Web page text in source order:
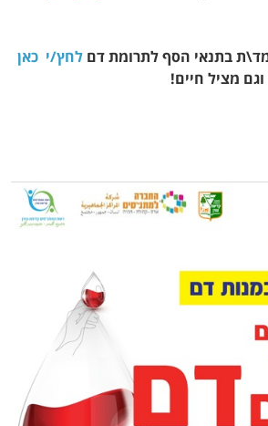
בתנאי הסף לתרומת דםלחץ/י כאן
מציל חיים!